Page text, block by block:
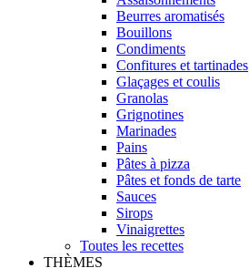
Beurres aromatisés
Bouillons
Condiments
Confitures et tartinades
Glaçages et coulis
Granolas
Grignotines
Marinades
Pains
Pâtes à pizza
Pâtes et fonds de tarte
Sauces
Sirops
Vinaigrettes
Toutes les recettes
THÈMES